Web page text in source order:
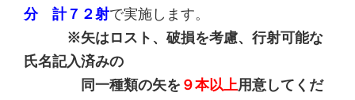
分 計７２射で実施します。
※矢はロスト、破損を考慮、行射可能な
氏名記入済みの
同一種類の矢を ９本以上用意してくだ